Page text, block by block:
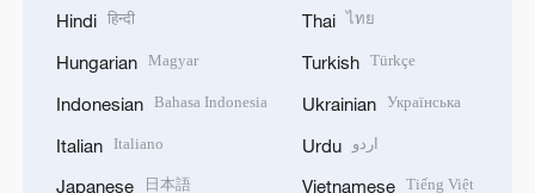
Hindi हिन्दी
Hungarian Magyar
Indonesian Bahasa Indonesia
Italian Italiano
Japanese 日本語
Thai ไทย
Turkish Türkçe
Ukrainian Українська
Urdu اردو
Vietnamese Tiếng Việt